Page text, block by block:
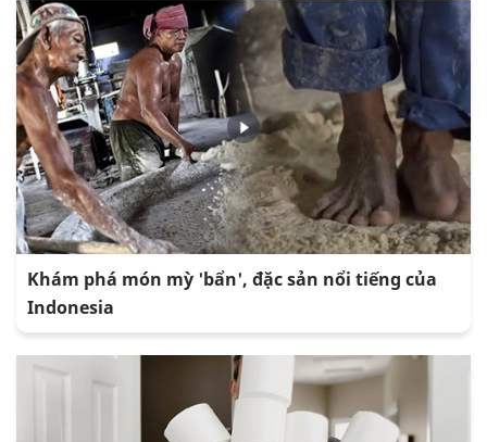
Khám phá món mỳ 'bẩn', đặc sản nổi tiếng của
Indonesia